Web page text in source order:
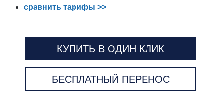
сравнить тарифы >>
КУПИТЬ В ОДИН КЛИК
БЕСПЛАТНЫЙ ПЕРЕНОС